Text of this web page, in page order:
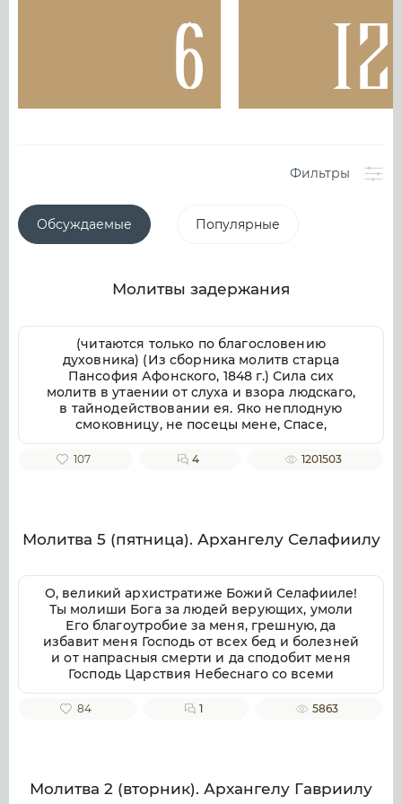
6
Обсуждаемые Популярные
Фильтры
Молитвы задержания
(читаются только по благословению
духовника) (Из сборника молитв старца
Пансофия Афонского, 1848 г.) Сила сих
молитв в утаении от слуха и взора людскаго,
в тайнодействовании ея. Яко неплодную
смоковницу, не посецы мене, Спасе,
грешнаго, но на многая лета пождание ми
даруй, напаяя душу мою слезами покаяния,
Солнца и Луны, доколе народ Израильский
задерживая их, и вновь исцелил их. Ты
некогда вещал пророку Исаии: вот, Я
возвращу назад на десять ступеней
солнечную тень, которая прошла по ступеням
Ахазовым, и возвратилось солнце на десять
ступеней по ступеням, по которым оно
сходило. (1) Ты некогда устами пророка
Иезекииля затворил бездны, останавливал
реки, задерживал воды. (2) И Ты некогда
замыслы вокруг стоящих мя о моем
перемещении, увольнении, смещении,
107 4 1201503
Молитва 5 (пятница). Архангелу Селафиилу
О, великий архистратиже Божий Селафииле!
Ты молиши Бога за людей верующих, умоли
Его благоутробие за меня, грешную, да
избавит меня Господь от всех бед и болезней
и от напрасныя смерти и да сподобит меня
Господь Царствия Небеснаго со всеми
святыми во веки веков. Аминь.
84 1 5863
Молитва 2 (вторник). Архангелу Гавриилу